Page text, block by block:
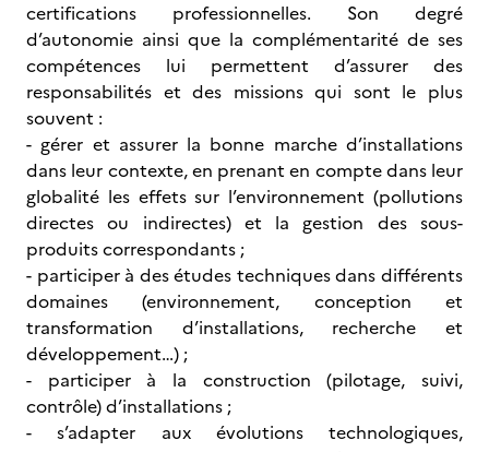
certifications professionnelles. Son degré
d’autonomie ainsi que la complémentarité de ses
compétences lui permettent d’assurer des
responsabilités et des missions qui sont le plus
souvent :
- gérer et assurer la bonne marche d’installations
dans leur contexte, en prenant en compte dans leur
globalité les effets sur l’environnement (pollutions
directes ou indirectes) et la gestion des sous-
produits correspondants ;
- participer à des études techniques dans différents
domaines (environnement, conception et
transformation d’installations, recherche et
développement…) ;
- participer à la construction (pilotage, suivi,
contrôle) d’installations ;
- s’adapter aux évolutions technologiques,